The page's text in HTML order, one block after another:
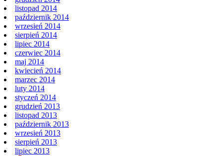
listopad 2014
październik 2014
wrzesień 2014
sierpień 2014
lipiec 2014
czerwiec 2014
maj 2014
kwiecień 2014
marzec 2014
luty 2014
styczeń 2014
grudzień 2013
listopad 2013
październik 2013
wrzesień 2013
sierpień 2013
lipiec 2013